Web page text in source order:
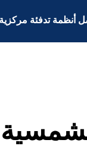
أنظمة تدفئة مركزية